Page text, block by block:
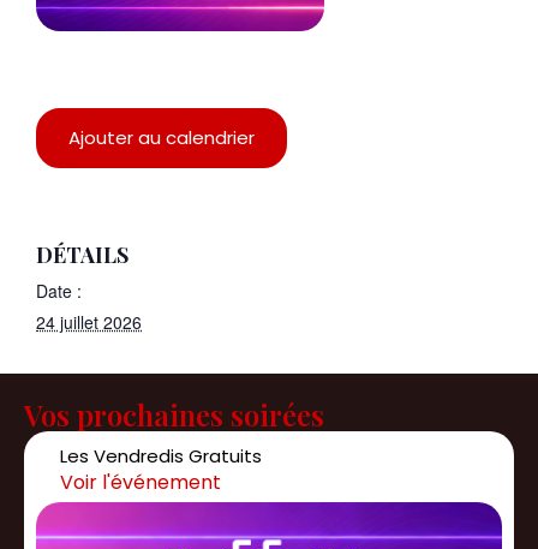
Ajouter au calendrier
DÉTAILS
Date :
24 juillet 2026
Vos prochaines soirées
Les Vendredis Gratuits